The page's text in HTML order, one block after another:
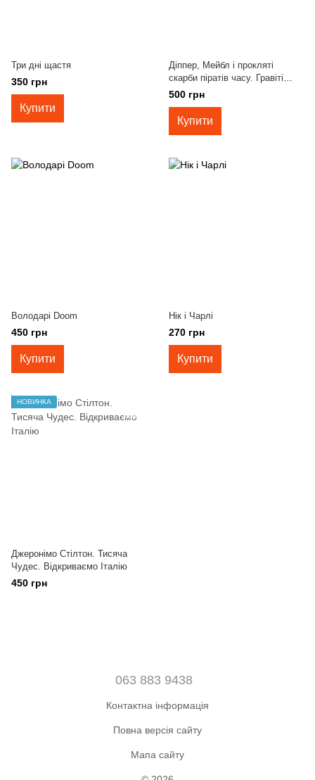
Три дні щастя
350 грн
Купити
Діппер, Мейбл і прокляті
скарби піратів часу. Гравіті
Фолз Disney
500 грн
Купити
Володарі Doom
450 грн
Купити
Нік і Чарлі
270 грн
Купити
НОВИНКА
Джеронімо Стілтон. Тисяча
Чудес. Відкриваємо Італію
450 грн
063 883 9438
Контактна інформація
Повна версія сайту
Мапа сайту